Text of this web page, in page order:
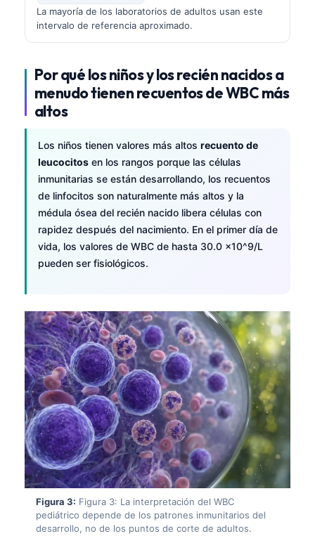
La mayoría de los laboratorios de adultos usan este
intervalo de referencia aproximado.
Por qué los niños y los recién nacidos a
menudo tienen recuentos de WBC más
altos
Los niños tienen valores más altos recuento de
leucocitos en los rangos porque las células
inmunitarias se están desarrollando, los recuentos
de linfocitos son naturalmente más altos y la
médula ósea del recién nacido libera células con
rapidez después del nacimiento. En el primer día de
vida, los valores de WBC de hasta 30.0 ×10^9/L
pueden ser fisiológicos.
Figura 3: Figura 3: La interpretación del WBC
pediátrico depende de los patrones inmunitarios del
desarrollo, no de los puntos de corte de adultos.